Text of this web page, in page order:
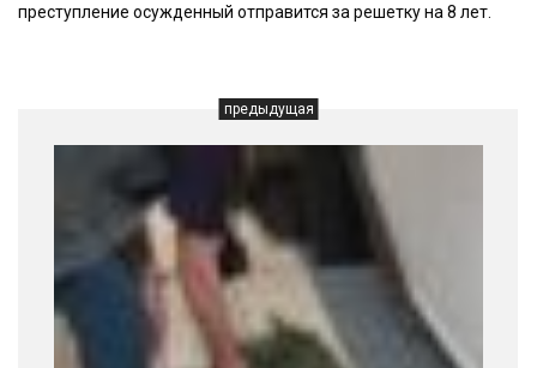
преступление осужденный отправится за решетку на 8 лет.
предыдущая